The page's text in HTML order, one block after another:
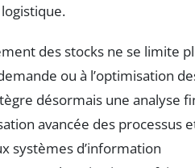
des stocks ne se limite
ou à l’optimisation
désormais une analyse
avancée des processus
systèmes d’information